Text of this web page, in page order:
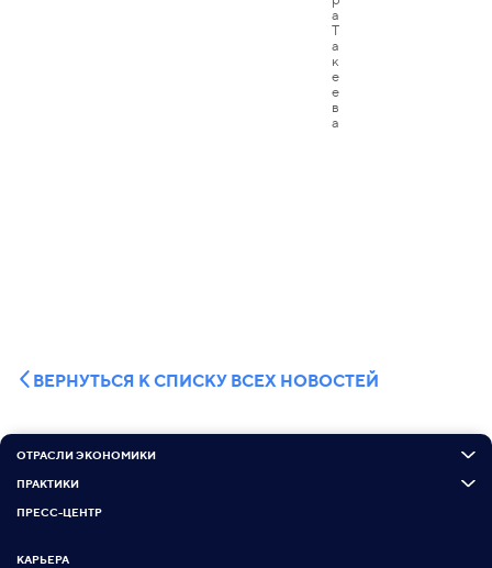
ВЕРНУТЬСЯ К СПИСКУ ВСЕХ НОВОСТЕЙ
ОТРАСЛИ ЭКОНОМИКИ
ПРАКТИКИ
ПРЕСС-ЦЕНТР
КАРЬЕРА